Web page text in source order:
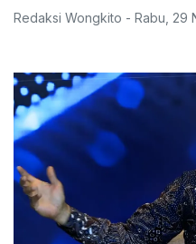
Redaksi Wongkito - Rabu 29